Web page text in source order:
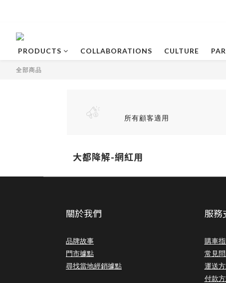
PRODUCTS
COLLABORATIONS CULTURE
全部商品
所有顧客適用
大都降解-網紅用
關於我們
品牌故事
門市據點
尋找當地經銷據點
服務
購車
常見
運送
付款